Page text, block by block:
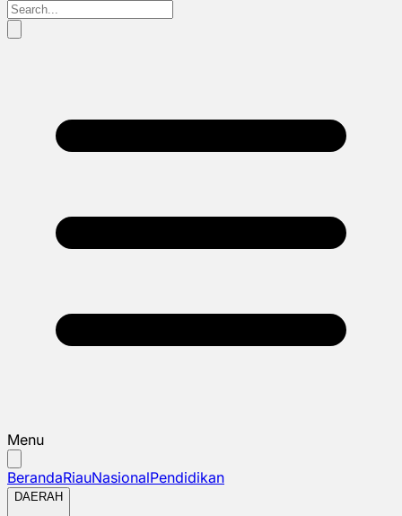
Menu
BerandaRiauNasionalPendidikan
DAERAH